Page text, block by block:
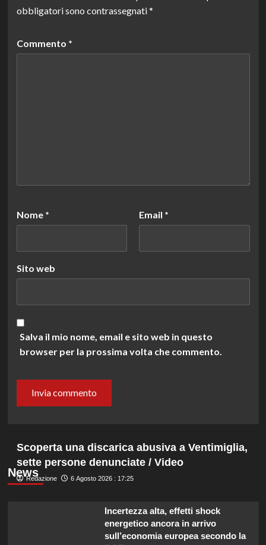
obbligatori sono contrassegnati*
Commento *
Nome * Email *
Sito web
Salva il mio nome, email e sito web in questo
browser per la prossima volta che commento.
News
Scoperta una discarica abusiva a Ventimiglia,
sette persone denunciate / Video
Redazione 6 Agosto 2026 : 17:25
Incertezza alta, effetti shock
energetico ancora in arrivo
sull’economia europea secondo la